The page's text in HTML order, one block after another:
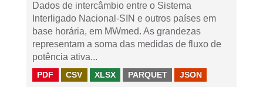
Dados de intercâmbio entre o Sistema
Interligado Nacional-SIN e outros países em
base horária, em MWmed. As grandezas
representam a soma das medidas de fluxo de
potência ativa...
PDF CSV XLSX PARQUET JSON